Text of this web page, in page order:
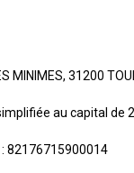
MINIMES, 31200
au capital de
: 82176715900014